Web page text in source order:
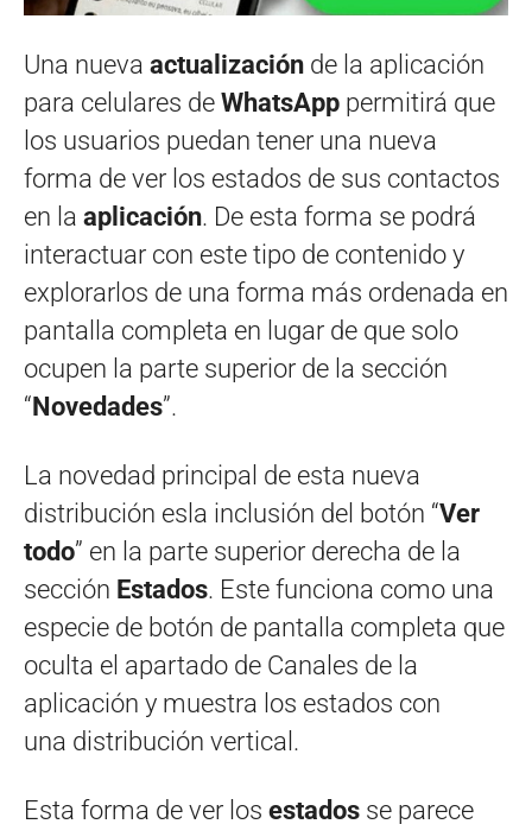
Una nueva actualización de la aplicación
para celulares de WhatsApp permitirá que
los usuarios puedan tener una nueva
forma de ver los estados de sus contactos
en la aplicación. De esta forma se podrá
interactuar con este tipo de contenido y
explorarlos de una forma más ordenada en
pantalla completa en lugar de que solo
ocupen la parte superior de la sección
“Novedades”.
La novedad principal de esta nueva
distribución esla inclusión del botón “Ver
todo” en la parte superior derecha de la
sección Estados. Este funciona como una
especie de botón de pantalla completa que
oculta el apartado de Canales de la
aplicación y muestra los estados con
una distribución vertical.
Esta forma de ver los estados se parece